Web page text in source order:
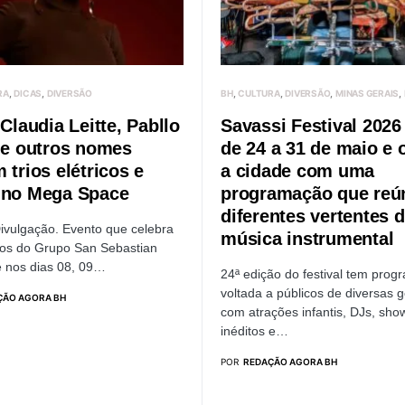
DICAS DIVERSÃO
Leitte, Pabllo
outros nomes
trios elétricos e
Mega Space
Evento que celebra
do Grupo San Sebastian
nos dias 08, 09…
AGORA BH
BH CULTURA DIVERSÃO MINAS GERAIS
Savassi Festival
de 24 a 31 de maio e
a cidade com uma
programação que
diferentes vertentes
música instrumental
24ª edição do festival tem
voltada a públicos de diversas
com atrações infantis, DJs,
inéditos e…
POR REDAÇÃO AGORA BH